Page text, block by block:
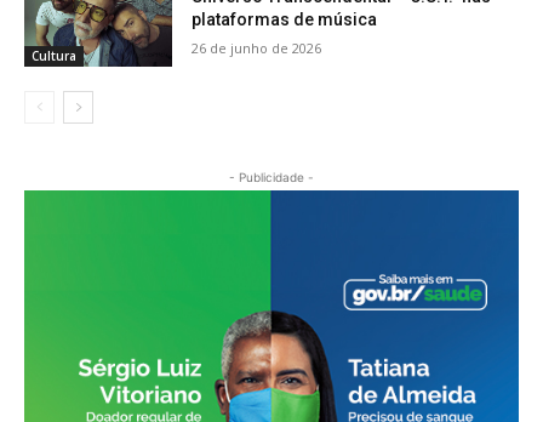
Cultura
plataformas de música
26 de junho de 2026
- Publicidade -